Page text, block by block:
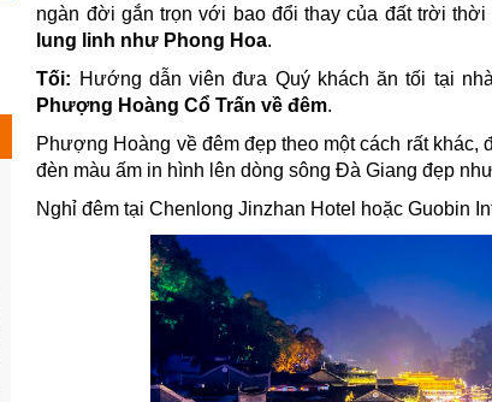
ngàn đời gắn trọn với bao đổi thay của đất trời
lung linh như Phong Hoa.
Tối: Hướng dẫn viên đưa Quý khách ăn tối tại
Phượng Hoàng Cổ Trấn về đêm.
Phượng Hoàng về đêm đẹp theo một cách rất
đèn màu ấm in hình lên dòng sông Đà Giang đẹp
Nghỉ đêm tại Chenlong Jinzhan Hotel hoặc Guobin